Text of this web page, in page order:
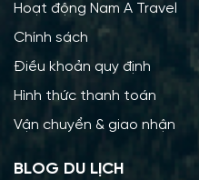
Hoạt động Nam A Travel
Chính sách
Điều khoản quy định
Hình thức thanh toán
Vận chuyển & giao nhận
BLOG DU LỊCH